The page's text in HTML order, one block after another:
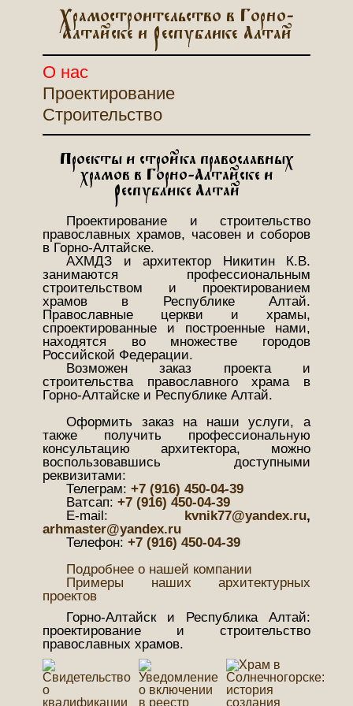
Храмостроительство в Горно-
Алтайске и Республике Алтай
О нас
Проектирование
Строительство
Проекты и стройка православных
храмов в Горно-Алтайске и
Республике Алтай
Проектирование и строительство
православных храмов, часовен и соборов
в Горно-Алтайске.
АХМДЗ и архитектор Никитин К.В.
занимаются профессиональным
строительством и проектированием
храмов в Республике Алтай.
Православные церкви и храмы,
спроектированные и построенные нами,
находятся во множестве городов
Российской Федерации.
Возможен заказ проекта и
строительства православного храма в
Горно-Алтайске и Республике Алтай.
Оформить заказ на наши услуги, а
также получить профессиональную
консультацию архитектора, можно
воспользовавшись доступными
реквизитами:
Телеграм: +7 (916) 450-04-39
Ватсап: +7 (916) 450-04-39
Е-mail: kvnik77@yandex.ru,
arhmaster@yandex.ru
Телефон: +7 (916) 450-04-39
Подробнее о нашей компании
Примеры наших архитектурных
проектов
Горно-Алтайск и Республика Алтай:
проектирование и строительство
православных храмов.